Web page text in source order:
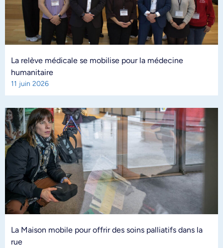
La relève médicale se mobilise pour la médecine
humanitaire
11 juin 2026
La Maison mobile pour offrir des soins palliatifs dans la
rue